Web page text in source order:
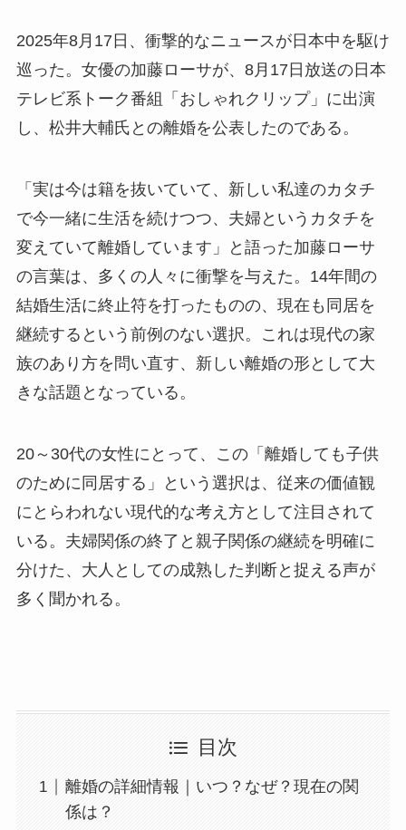
2025年8月17日、衝撃的なニュースが日本中を駆け
巡った。女優の加藤ローサが、8月17日放送の日本
テレビ系トーク番組「おしゃれクリップ」に出演
し、松井大輔氏との離婚を公表したのである。
「実は今は籍を抜いていて、新しい私達のカタチ
で今一緒に生活を続けつつ、夫婦というカタチを
変えていて離婚しています」と語った加藤ローサ
の言葉は、多くの人々に衝撃を与えた。14年間の
結婚生活に終止符を打ったものの、現在も同居を
継続するという前例のない選択。これは現代の家
族のあり方を問い直す、新しい離婚の形として大
きな話題となっている。
20～30代の女性にとって、この「離婚しても子供
のために同居する」という選択は、従来の価値観
にとらわれない現代的な考え方として注目されて
いる。夫婦関係の終了と親子関係の継続を明確に
分けた、大人としての成熟した判断と捉える声が
多く聞かれる。
目次
離婚の詳細情報｜いつ？なぜ？現在の関
係は？